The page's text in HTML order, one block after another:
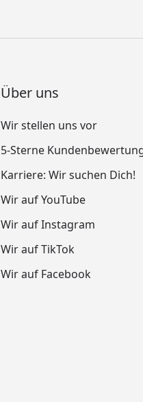
Über uns
Wir stellen uns vor
5-Sterne
Karriere: Wir suchen Dich!
Wir auf YouTube
Wir auf Instagram
Wir auf TikTok
Wir auf Facebook